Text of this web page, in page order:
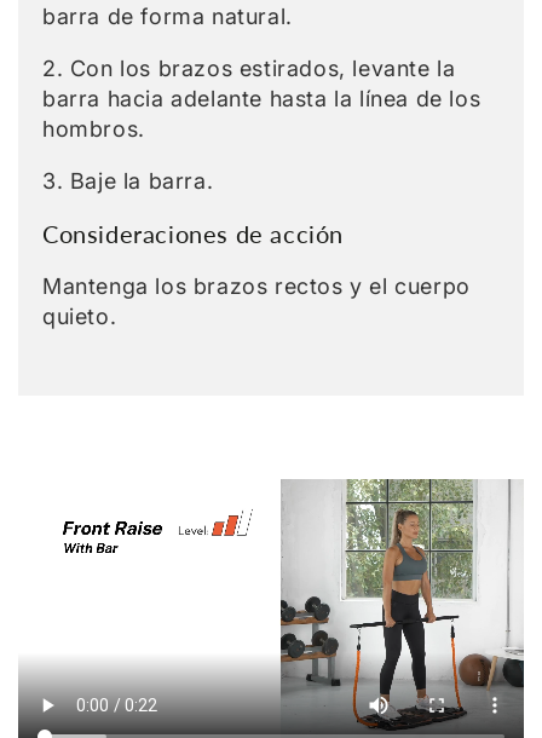
barra de forma natural.
2. Con los brazos estirados, levante la
barra hacia adelante hasta la línea de los
hombros.
3. Baje la barra.
Consideraciones de acción
Mantenga los brazos rectos y el cuerpo
quieto.